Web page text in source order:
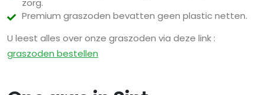
zorg.
Premium graszoden bevatten geen plastic netten.
U leest alles over onze graszoden via deze link :
graszoden bestellen